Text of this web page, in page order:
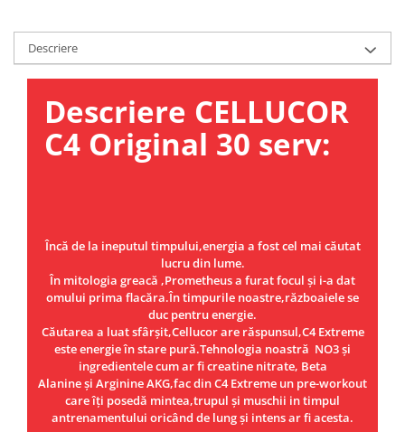
Under Armour
Universal
Vitargo
Weider
Zenana
Descriere
Descriere CELLUCOR
C4 Original 30 serv:
Încă de la ineputul timpului,energia a fost cel mai căutat
lucru din lume.
În mitologia greacă ,Prometheus a furat focul și i-a dat
omului prima flacăra.În timpurile noastre,războaiele se
duc pentru energie.
Căutarea a luat sfârșit,Cellucor are răspunsul,C4 Extreme
este energie în stare pură.Tehnologia noastră NO3 și
ingredientele cum ar fi creatine nitrate, Beta
Alanine și Arginine AKG,fac din C4 Extreme un pre-workout
care îți posedă mintea,trupul și muschii in timpul
antrenamentului oricând de lung și intens ar fi acesta.